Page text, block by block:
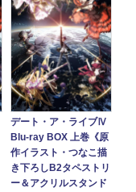
デート・ア・ライブⅣ
Blu-ray BOX 上巻《原
作イラスト・つなこ描
き下ろしB2タペストリ
ー＆アクリルスタンド